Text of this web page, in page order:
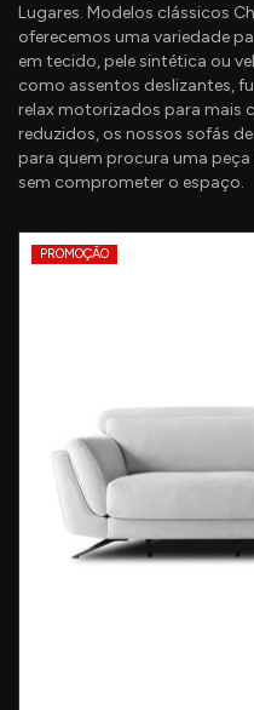
Lugares. Modelos clássicos
oferecemos uma variedade
em tecido, pele sintética ou
como assentos deslizantes,
relax motorizados para mais
reduzidos, os nossos sofás
para quem procura uma
sem comprometer o espaço.
PROMOÇÃO